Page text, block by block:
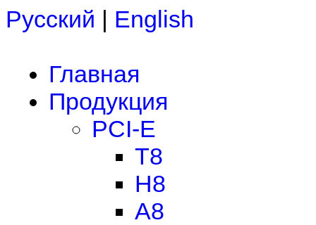
Русский | English
Главная
Продукция
PCI-E
T8
H8
A8